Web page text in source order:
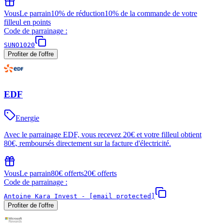
VousLe parrain10% de réduction10% de la commande de votre
filleul en points
Code de parrainage :
SUNO1020
Profiter de l'offre
EDF
Energie
Avec le parrainage EDF, vous recevez 20€ et votre filleul obtient
80€, remboursés directement sur la facture d'électricité.
VousLe parrain80€ offerts20€ offerts
Code de parrainage :
Antoine Kara Invest -
[email protected]
Profiter de l'offre